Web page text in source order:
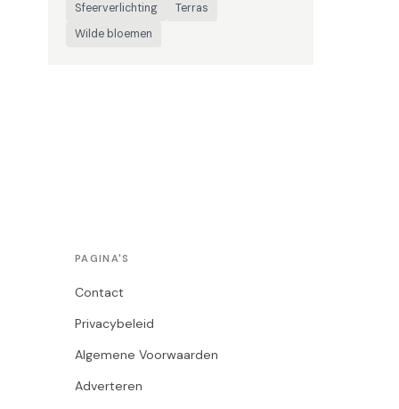
Sfeerverlichting
Terras
Wilde bloemen
PAGINA'S
Contact
Privacybeleid
Algemene Voorwaarden
Adverteren